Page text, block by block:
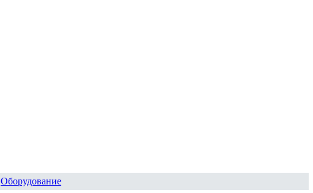
Оборудование